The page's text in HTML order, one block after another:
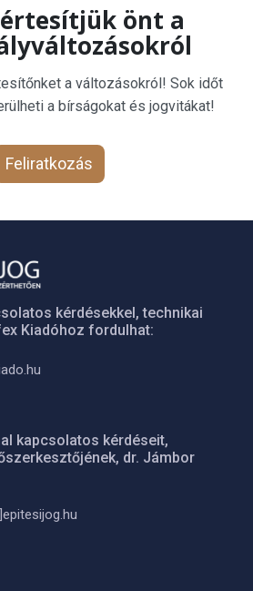
önt a
a változásokról! Sok időt
a bírságokat és jogvitákat!
Feliratkozás
kérdésekkel, technikai
Kiadóhoz fordulhat:
kapcsolatos kérdéseit,
dr. Jámbor